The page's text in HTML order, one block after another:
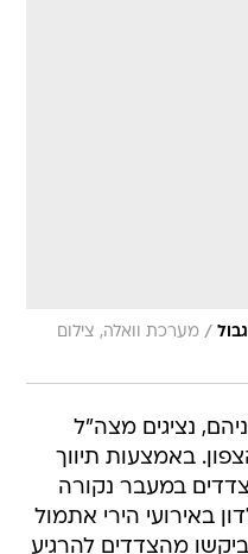
/ מערכת וואלה, צילום
נציגים מצה"ל
באמצעות תיווך
במעבר נקורה
באירועי הירי אתמול
ביקשו מהצדדים להרגיע